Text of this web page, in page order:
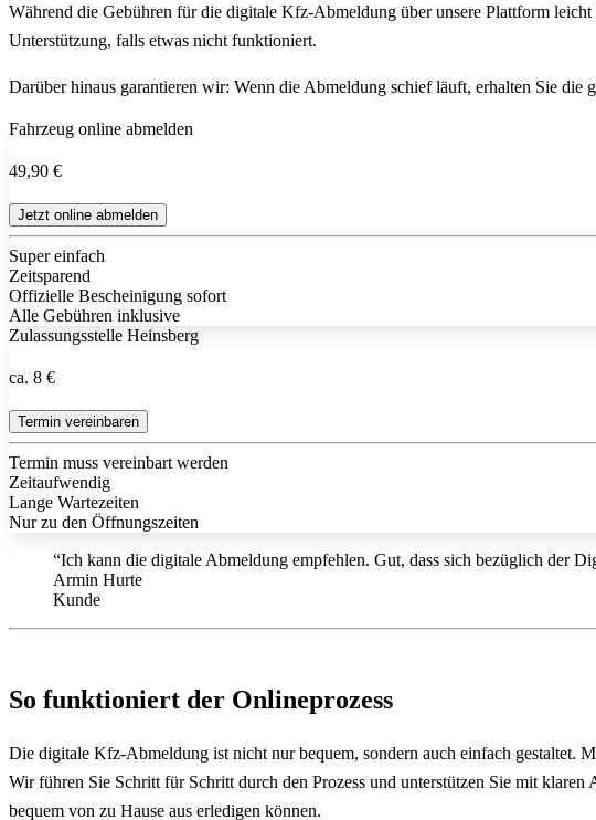
Während die Gebühren für die digitale Kfz-Abmeldung über unsere Plattform
Unterstützung, falls etwas nicht funktioniert.
Darüber hinaus garantieren wir: Wenn die Abmeldung schief läuft, erhalten Sie die
Fahrzeug online abmelden
49,90 €
Jetzt online abmelden
Super einfach
Zeitsparend
Offizielle Bescheinigung sofort
Alle Gebühren inklusive
Zulassungsstelle Heinsberg
ca. 8 €
Termin vereinbaren
Termin muss vereinbart werden
Zeitaufwendig
Lange Wartezeiten
Nur zu den Öffnungszeiten
“Ich kann die digitale Abmeldung empfehlen. Gut, dass sich bezüglich der
Armin Hurte
Kunde
So funktioniert der Onlineprozess
Die digitale Kfz-Abmeldung ist nicht nur bequem, sondern auch einfach gestaltet.
Wir führen Sie Schritt für Schritt durch den Prozess und unterstützen Sie mit
bequem von zu Hause aus erledigen können.